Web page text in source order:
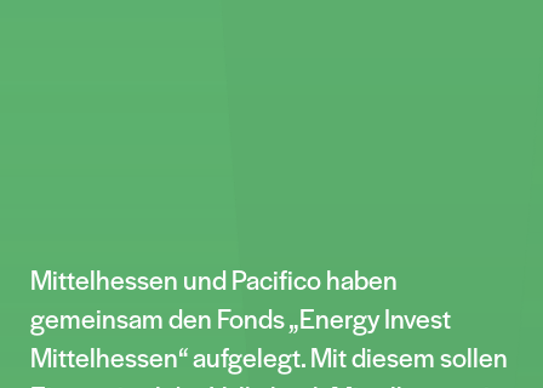
„Der weltweit hohe Bedarf an
Neuinvestitionen in erneuerbare Energien
sorgt für ein stabiles Marktwachstum.